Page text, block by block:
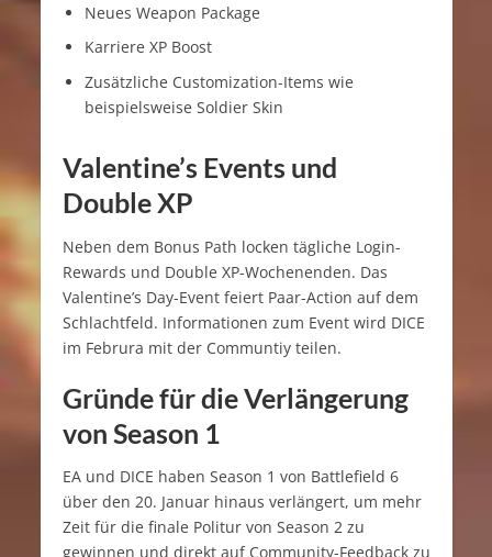
Neues Weapon Package
Karriere XP Boost
Zusätzliche Customization-Items wie
beispielsweise Soldier Skin
Valentine’s Events und
Double XP
Neben dem Bonus Path locken tägliche Login-
Rewards und Double XP-Wochenenden. Das
Valentine’s Day-Event feiert Paar-Action auf dem
Schlachtfeld. Informationen zum Event wird DICE
im Februra mit der Communtiy teilen.
Gründe für die Verlängerung
von Season 1
EA und DICE haben Season 1 von Battlefield 6
über den 20. Januar hinaus verlängert, um mehr
Zeit für die finale Politur von Season 2 zu
gewinnen und direkt auf Community-Feedback zu